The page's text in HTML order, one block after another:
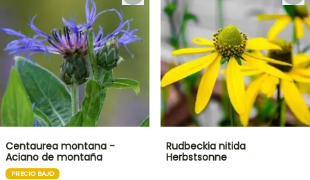
Centaurea montana -
Aciano de montaña
PRECIO BAJO
Rudbeckia nitida
Herbstsonne